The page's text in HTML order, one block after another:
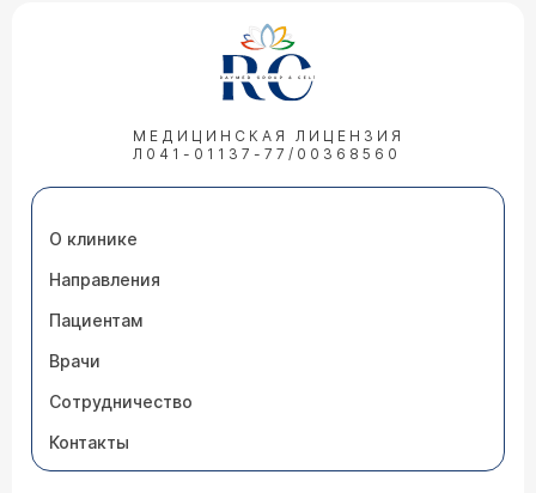
МЕДИЦИНСКАЯ ЛИЦЕНЗИЯ
Л041-01137-77/00368560
О клинике
Направления
Пациентам
Врачи
Сотрудничество
Контакты